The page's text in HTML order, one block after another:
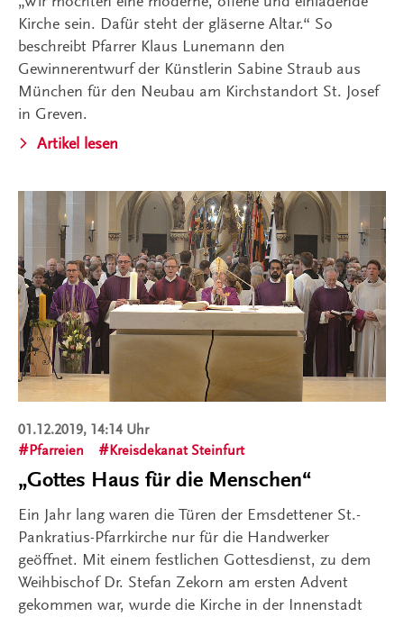
Kirche sein. Dafür steht der gläserne Altar.“ So
beschreibt Pfarrer Klaus Lunemann den
Gewinnerentwurf der Künstlerin Sabine Straub aus
München für den Neubau am Kirchstandort St. Josef
in Greven.
Artikel lesen
01.12.2019, 14:14 Uhr
Pfarreien
Kreisdekanat Steinfurt
„Gottes Haus für die Menschen“
Ein Jahr lang waren die Türen der Emsdettener St.-
Pankratius-Pfarrkirche nur für die Handwerker
geöffnet. Mit einem festlichen Gottesdienst, zu dem
Weihbischof Dr. Stefan Zekorn am ersten Advent
gekommen war, wurde die Kirche in der Innenstadt